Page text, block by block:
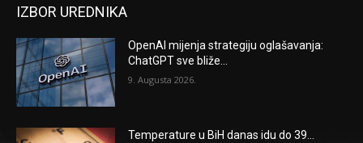
IZBOR UREDNIKA
OpenAI mijenja strategiju oglašavanja:
ChatGPT sve bliže...
9. Augusta 2026.
Temperature u BiH danas idu do 39...